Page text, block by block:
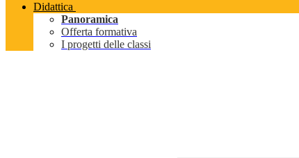
Didattica
Panoramica
Offerta formativa
I progetti delle classi